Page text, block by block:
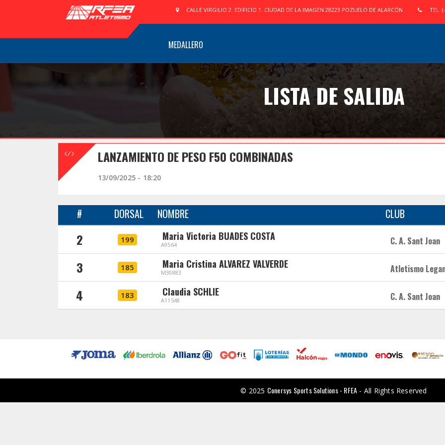
CALLE VIRGILIO 2. EDIFICIO 1. CIUDAD DE LA IMAGEN 28223 POZUELO DE ALARCÓN TEL:
MEDALLERO
LISTA DE SALIDA
LANZAMIENTO DE PESO F50 COMBINADAS
13/09/2025 - 18:20
# DORSAL NOMBRE CLUB
2 199 Maria Victoria BUADES COSTA
A9564 C. A. Sant Joan
3 185 Maria Cristina ALVAREZ VALVERDE
M30883 Atletismo
4 183 Claudia SCHLIE
A11548 C. A. Sant Joan
© 2025 Conersys Sports Solutions - RFEA - All Rights Reserved